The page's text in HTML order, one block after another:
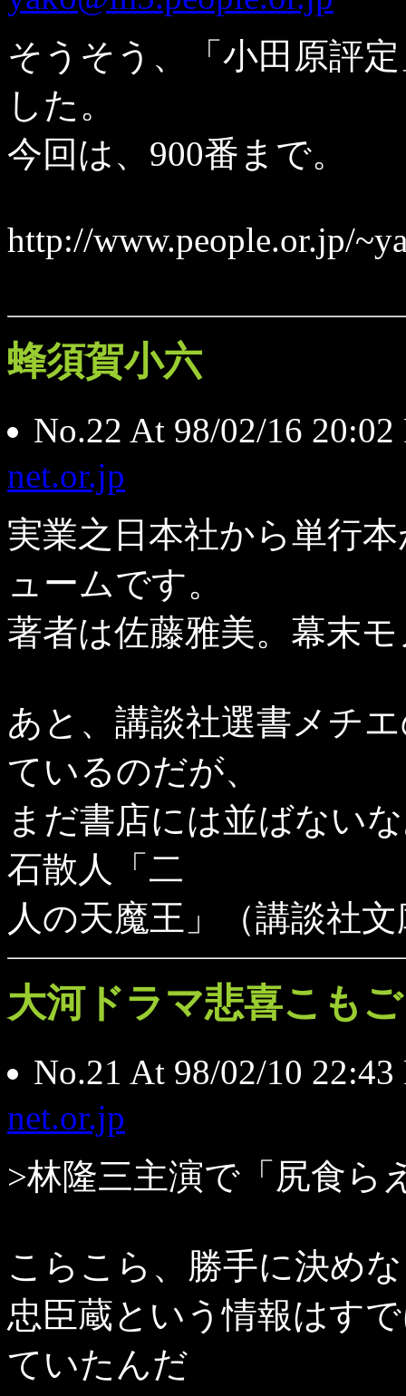
そうそう、「小田原評
した。
今回は、900番まで。
http://www.people.or.jp/
蜂須賀小六
No.22 At 98/02/16
net.or.jp
実業之日本社から単行
ュームです。
著者は佐藤雅美。幕末
あと、講談社選書メチ
ているのだが、
まだ書店には並ばない
石散人「二
人の天魔王」（講談社
大河ドラマ悲喜こも
No.21 At 98/02/10
net.or.jp
>林隆三主演で「尻食ら
こらこら、勝手に決め
忠臣蔵という情報はす
ていたんだ